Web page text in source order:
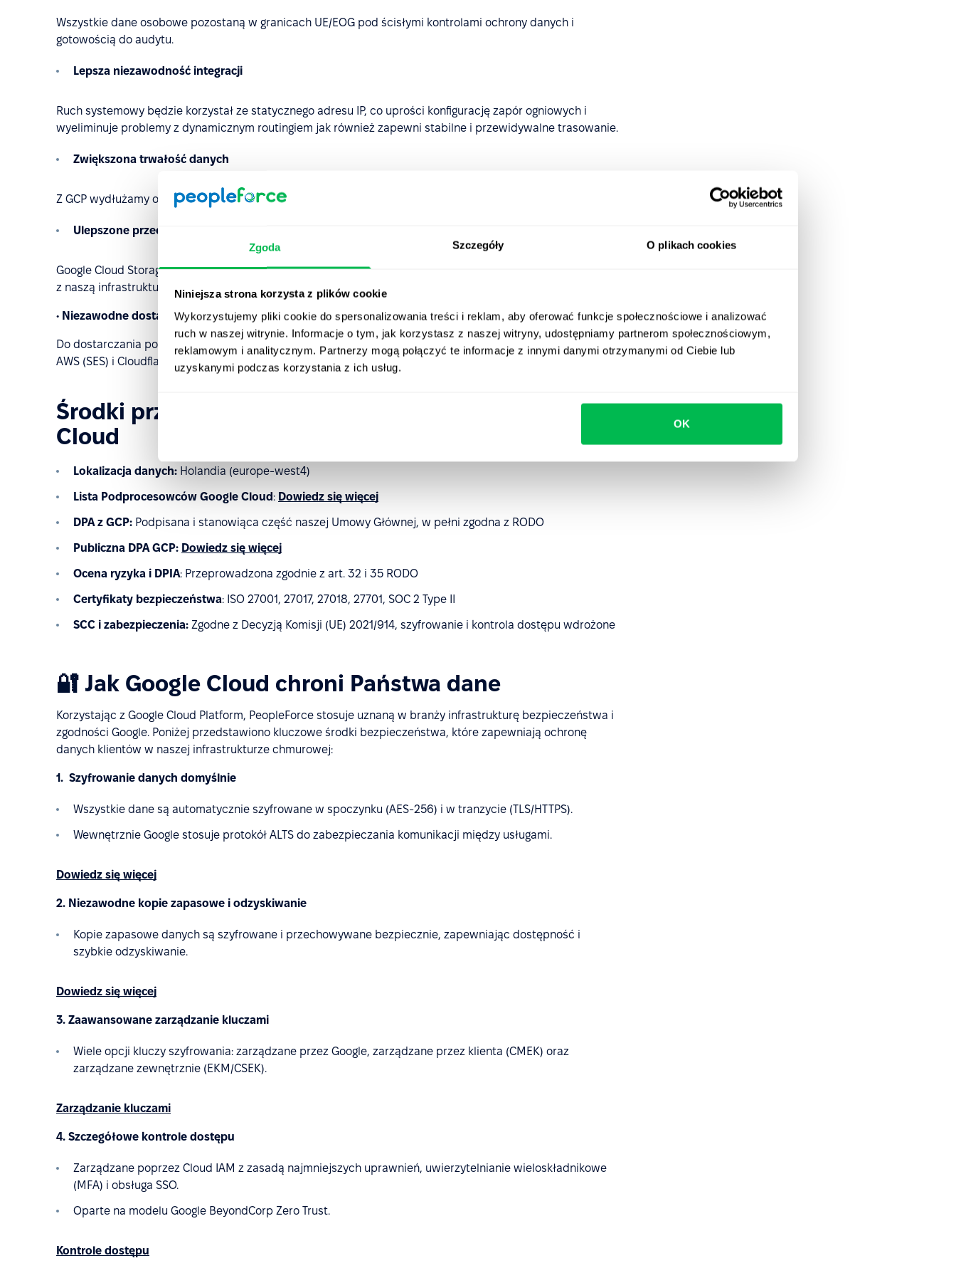
Zgoda Szczegóły O plikach cookies
Niniejsza strona korzysta z plików cookie
Wykorzystujemy pliki cookie do spersonalizowania treści i reklam, aby oferować funkcje społecznościowe i analizować
ruch w naszej witrynie. Informacje o tym, jak korzystasz z naszej witryny, udostępniamy partnerom społecznościowym,
reklamowym i analitycznym. Partnerzy mogą połączyć te informacje z innymi danymi otrzymanymi od Ciebie lub
uzyskanymi podczas korzystania z ich usług.
OK
Wszystkie dane osobowe pozostaną w granicach UE/EOG pod ścisłymi kontrolami ochrony danych i
gotowością do audytu.
Lepsza niezawodność integracji
Ruch systemowy będzie korzystał ze statycznego adresu IP, co uprości konfigurację zapór ogniowych i
wyeliminuje problemy z dynamicznym routingiem jak również zapewni stabilne i przewidywalne trasowanie.
Zwiększona trwałość danych
Z GCP wydłużamy okres retencji kopii zapasowych do 1 roku oraz zapewniamy szybsze opcje odzyskiwania.
Ulepszone przechowywanie plików
Google Cloud Storage zapewni szybsze, stabilniejsze przesyłanie i dostęp do plików – w pełni zintegrowane
z naszą infrastrukturą.
• Niezawodne dostarczanie wiadomości i ochrona platformy
Do dostarczania poczty elektronicznej oraz ochrony platformy wykorzystywani są sprawdzeni dostawcy —
AWS (SES) i Cloudflare — co zwiększa niezawodność oraz poziom bezpieczeństwa infrastruktury.
Środki przetwarzania i bezpieczeństwa z Google
Cloud
Lokalizacja danych: Holandia (europe-west4)
Lista Podprocesowców Google Cloud : Dowiedz się więcej
DPA z GCP: Podpisana i stanowiąca część naszej Umowy Głównej, w pełni zgodna z RODO
Publiczna DPA GCP: Dowiedz się więcej
Ocena ryzyka i DPIA: Przeprowadzona zgodnie z art. 32 i 35 RODO
Certyfikaty bezpieczeństwa: ISO 27001, 27017, 27018, 27701, SOC 2 Type II
SCC i zabezpieczenia: Zgodne z Decyzją Komisji (UE) 2021/914, szyfrowanie i kontrola dostępu wdrożone
🔐 Jak Google Cloud chroni Państwa dane
Korzystając z Google Cloud Platform, PeopleForce stosuje uznaną w branży infrastrukturę bezpieczeństwa i
zgodności Google. Poniżej przedstawiono kluczowe środki bezpieczeństwa, które zapewniają ochronę
danych klientów w naszej infrastrukturze chmurowej:
1. Szyfrowanie danych domyślnie
Wszystkie dane są automatycznie szyfrowane w spoczynku (AES-256) i w tranzycie (TLS/HTTPS).
Wewnętrznie Google stosuje protokół ALTS do zabezpieczania komunikacji między usługami.
Dowiedz się więcej
2. Niezawodne kopie zapasowe i odzyskiwanie
Kopie zapasowe danych są szyfrowane i przechowywane bezpiecznie, zapewniając dostępność i
szybkie odzyskiwanie.
Dowiedz się więcej
3. Zaawansowane zarządzanie kluczami
Wiele opcji kluczy szyfrowania: zarządzane przez Google, zarządzane przez klienta (CMEK) oraz
zarządzane zewnętrznie (EKM/CSEK).
Zarządzanie kluczami
4. Szczegółowe kontrole dostępu
Zarządzane poprzez Cloud IAM z zasadą najmniejszych uprawnień, uwierzytelnianie wieloskładnikowe
(MFA) i obsługa SSO.
Oparte na modelu Google BeyondCorp Zero Trust.
Kontrole dostępu